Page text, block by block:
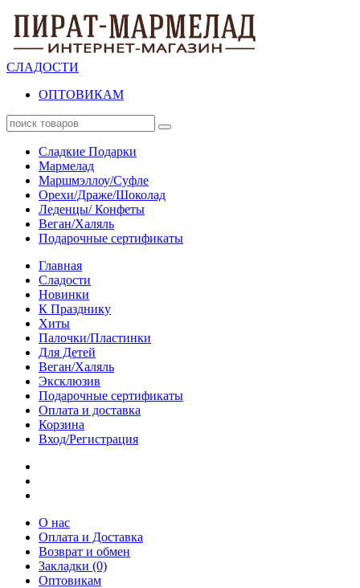
СЛАДОСТИ
ОПТОВИКАМ
Сладкие Подарки
Мармелад
Маршмэллоу/Суфле
Орехи/Драже/Шоколад
Леденцы/ Конфеты
Веган/Халяль
Подарочные сертификаты
Главная
Сладости
Новинки
К Празднику
Хиты
Палочки/Пластинки
Для Детей
Веган/Халяль
Эксклюзив
Подарочные сертификаты
Оплата и доставка
Корзина
Вход/Регистрация
О нас
Оплата и Доставка
Возврат и обмен
Закладки (0)
Оптовикам